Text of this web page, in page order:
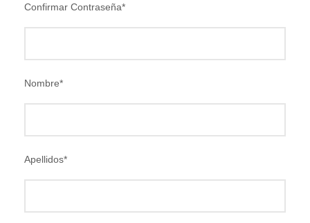
Confirmar Contraseña*
Nombre*
Apellidos*